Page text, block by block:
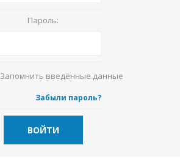
Пароль:
Запомнить введённые данные
Забыли пароль?
ВОЙТИ